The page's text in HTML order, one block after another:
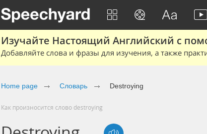
Изучайте Настоящий Английский с
Добавляйте слова и фразы для изучения, а также
Home page Словарь Destroying
Как произносится слово destroying